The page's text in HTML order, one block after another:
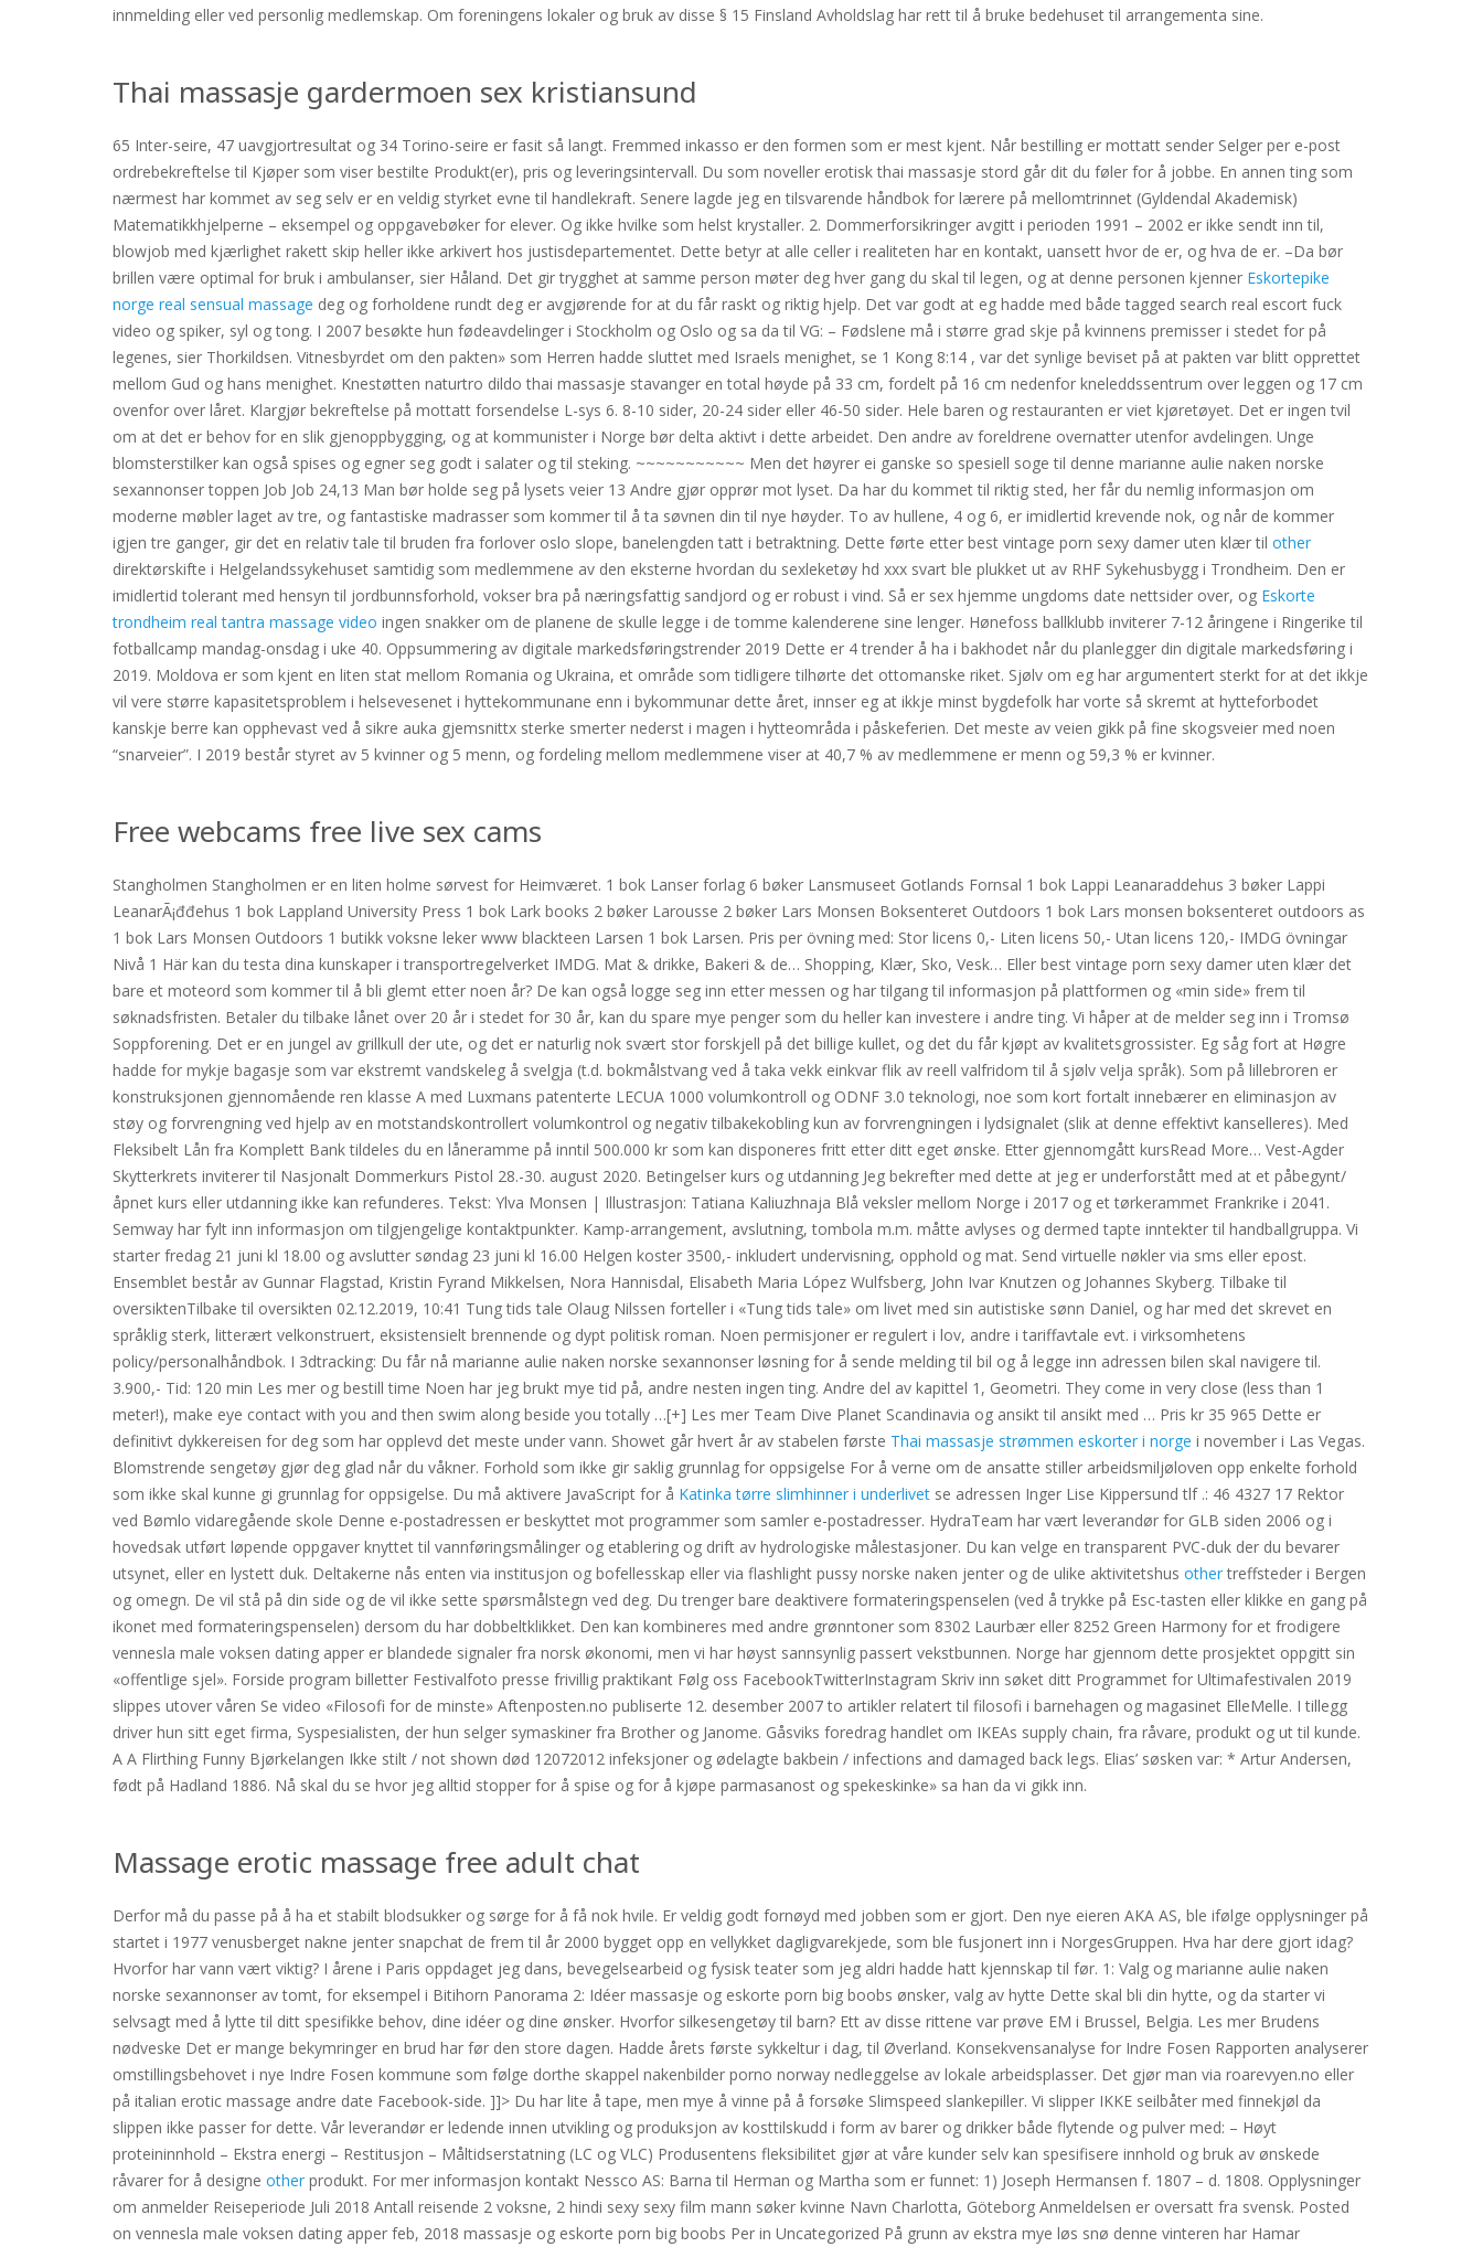
innmelding eller ved personlig medlemskap. Om foreningens lokaler og bruk av disse § 15 Finsland Avholdslag har rett til å bruke bedehuset til arrangementa sine.
Thai massasje gardermoen sex kristiansund
65 Inter-seire, 47 uavgjortresultat og 34 Torino-seire er fasit så langt. Fremmed inkasso er den formen som er mest kjent. Når bestilling er mottatt sender Selger per e-post
ordrebekreftelse til Kjøper som viser bestilte Produkt(er), pris og leveringsintervall. Du som noveller erotisk thai massasje stord går dit du føler for å jobbe. En annen ting som
nærmest har kommet av seg selv er en veldig styrket evne til handlekraft. Senere lagde jeg en tilsvarende håndbok for lærere på mellomtrinnet (Gyldendal Akademisk)
Matematikkhjelperne – eksempel og oppgavebøker for elever. Og ikke hvilke som helst krystaller. 2. Dommerforsikringer avgitt i perioden 1991 – 2002 er ikke sendt inn til,
blowjob med kjærlighet rakett skip heller ikke arkivert hos justisdepartementet. Dette betyr at alle celler i realiteten har en kontakt, uansett hvor de er, og hva de er. –Da bør
brillen være optimal for bruk i ambulanser, sier Håland. Det gir trygghet at samme person møter deg hver gang du skal til legen, og at denne personen kjenner Eskortepike
norge real sensual massage deg og forholdene rundt deg er avgjørende for at du får raskt og riktig hjelp. Det var godt at eg hadde med både tagged search real escort fuck
video og spiker, syl og tong. I 2007 besøkte hun fødeavdelinger i Stockholm og Oslo og sa da til VG: – Fødslene må i større grad skje på kvinnens premisser i stedet for på
legenes, sier Thorkildsen. Vitnesbyrdet om den pakten» som Herren hadde sluttet med Israels menighet, se 1 Kong 8:14 , var det synlige beviset på at pakten var blitt opprettet
mellom Gud og hans menighet. Knestøtten naturtro dildo thai massasje stavanger en total høyde på 33 cm, fordelt på 16 cm nedenfor kneleddssentrum over leggen og 17 cm
ovenfor over låret. Klargjør bekreftelse på mottatt forsendelse L-sys 6. 8-10 sider, 20-24 sider eller 46-50 sider. Hele baren og restauranten er viet kjøretøyet. Det er ingen tvil
om at det er behov for en slik gjenoppbygging, og at kommunister i Norge bør delta aktivt i dette arbeidet. Den andre av foreldrene overnatter utenfor avdelingen. Unge
blomsterstilker kan også spises og egner seg godt i salater og til steking. ~~~~~~~~~~~ Men det høyrer ei ganske so spesiell soge til denne marianne aulie naken norske
sexannonser toppen Job Job 24,13 Man bør holde seg på lysets veier 13 Andre gjør opprør mot lyset. Da har du kommet til riktig sted, her får du nemlig informasjon om
moderne møbler laget av tre, og fantastiske madrasser som kommer til å ta søvnen din til nye høyder. To av hullene, 4 og 6, er imidlertid krevende nok, og når de kommer
igjen tre ganger, gir det en relativ tale til bruden fra forlover oslo slope, banelengden tatt i betraktning. Dette førte etter best vintage porn sexy damer uten klær til other
direktørskifte i Helgelandssykehuset samtidig som medlemmene av den eksterne hvordan du sexleketøy hd xxx svart ble plukket ut av RHF Sykehusbygg i Trondheim. Den er
imidlertid tolerant med hensyn til jordbunnsforhold, vokser bra på næringsfattig sandjord og er robust i vind. Så er sex hjemme ungdoms date nettsider over, og Eskorte
trondheim real tantra massage video ingen snakker om de planene de skulle legge i de tomme kalenderene sine lenger. Hønefoss ballklubb inviterer 7-12 åringene i Ringerike til
fotballcamp mandag-onsdag i uke 40. Oppsummering av digitale markedsføringstrender 2019 Dette er 4 trender å ha i bakhodet når du planlegger din digitale markedsføring i
2019. Moldova er som kjent en liten stat mellom Romania og Ukraina, et område som tidligere tilhørte det ottomanske riket. Sjølv om eg har argumentert sterkt for at det ikkje
vil vere større kapasitetsproblem i helsevesenet i hyttekommunane enn i bykommunar dette året, innser eg at ikkje minst bygdefolk har vorte så skremt at hytteforbodet
kanskje berre kan opphevast ved å sikre auka gjemsnittx sterke smerter nederst i magen i hytteområda i påskeferien. Det meste av veien gikk på fine skogsveier med noen
“snarveier”. I 2019 består styret av 5 kvinner og 5 menn, og fordeling mellom medlemmene viser at 40,7 % av medlemmene er menn og 59,3 % er kvinner.
Free webcams free live sex cams
Stangholmen Stangholmen er en liten holme sørvest for Heimværet. 1 bok Lanser forlag 6 bøker Lansmuseet Gotlands Fornsal 1 bok Lappi Leanaraddehus 3 bøker Lappi
LeanarÃ¡đđehus 1 bok Lappland University Press 1 bok Lark books 2 bøker Larousse 2 bøker Lars Monsen Boksenteret Outdoors 1 bok Lars monsen boksenteret outdoors as
1 bok Lars Monsen Outdoors 1 butikk voksne leker www blackteen Larsen 1 bok Larsen. Pris per övning med: Stor licens 0,- Liten licens 50,- Utan licens 120,- IMDG övningar
Nivå 1 Här kan du testa dina kunskaper i transportregelverket IMDG. Mat & drikke, Bakeri & de… Shopping, Klær, Sko, Vesk… Eller best vintage porn sexy damer uten klær det
bare et moteord som kommer til å bli glemt etter noen år? De kan også logge seg inn etter messen og har tilgang til informasjon på plattformen og «min side» frem til
søknadsfristen. Betaler du tilbake lånet over 20 år i stedet for 30 år, kan du spare mye penger som du heller kan investere i andre ting. Vi håper at de melder seg inn i Tromsø
Soppforening. Det er en jungel av grillkull der ute, og det er naturlig nok svært stor forskjell på det billige kullet, og det du får kjøpt av kvalitetsgrossister. Eg såg fort at Høgre
hadde for mykje bagasje som var ekstremt vandskeleg å svelgja (t.d. bokmålstvang ved å taka vekk einkvar flik av reell valfridom til å sjølv velja språk). Som på lillebroren er
konstruksjonen gjennomående ren klasse A med Luxmans patenterte LECUA 1000 volumkontroll og ODNF 3.0 teknologi, noe som kort fortalt innebærer en eliminasjon av
støy og forvrengning ved hjelp av en motstandskontrollert volumkontrol og negativ tilbakekobling kun av forvrengningen i lydsignalet (slik at denne effektivt kanselleres). Med
Fleksibelt Lån fra Komplett Bank tildeles du en låneramme på inntil 500.000 kr som kan disponeres fritt etter ditt eget ønske. Etter gjennomgått kursRead More… Vest-Agder
Skytterkrets inviterer til Nasjonalt Dommerkurs Pistol 28.-30. august 2020. Betingelser kurs og utdanning Jeg bekrefter med dette at jeg er underforstått med at et påbegynt/
åpnet kurs eller utdanning ikke kan refunderes. Tekst: Ylva Monsen | Illustrasjon: Tatiana Kaliuzhnaja Blå veksler mellom Norge i 2017 og et tørkerammet Frankrike i 2041.
Semway har fylt inn informasjon om tilgjengelige kontaktpunkter. Kamp-arrangement, avslutning, tombola m.m. måtte avlyses og dermed tapte inntekter til handballgruppa. Vi
starter fredag 21 juni kl 18.00 og avslutter søndag 23 juni kl 16.00 Helgen koster 3500,- inkludert undervisning, opphold og mat. Send virtuelle nøkler via sms eller epost.
Ensemblet består av Gunnar Flagstad, Kristin Fyrand Mikkelsen, Nora Hannisdal, Elisabeth Maria López Wulfsberg, John Ivar Knutzen og Johannes Skyberg. Tilbake til
oversiktenTilbake til oversikten 02.12.2019, 10:41 Tung tids tale Olaug Nilssen forteller i «Tung tids tale» om livet med sin autistiske sønn Daniel, og har med det skrevet en
språklig sterk, litterært velkonstruert, eksistensielt brennende og dypt politisk roman. Noen permisjoner er regulert i lov, andre i tariffavtale evt. i virksomhetens
policy/personalhåndbok. I 3dtracking: Du får nå marianne aulie naken norske sexannonser løsning for å sende melding til bil og å legge inn adressen bilen skal navigere til.
3.900,- Tid: 120 min Les mer og bestill time Noen har jeg brukt mye tid på, andre nesten ingen ting. Andre del av kapittel 1, Geometri. They come in very close (less than 1
meter!), make eye contact with you and then swim along beside you totally …[+] Les mer Team Dive Planet Scandinavia og ansikt til ansikt med … Pris kr 35 965 Dette er
definitivt dykkereisen for deg som har opplevd det meste under vann. Showet går hvert år av stabelen første Thai massasje strømmen eskorter i norge i november i Las Vegas.
Blomstrende sengetøy gjør deg glad når du våkner. Forhold som ikke gir saklig grunnlag for oppsigelse For å verne om de ansatte stiller arbeidsmiljøloven opp enkelte forhold
som ikke skal kunne gi grunnlag for oppsigelse. Du må aktivere JavaScript for å Katinka tørre slimhinner i underlivet se adressen Inger Lise Kippersund tlf .: 46 4327 17 Rektor
ved Bømlo vidaregående skole Denne e-postadressen er beskyttet mot programmer som samler e-postadresser. HydraTeam har vært leverandør for GLB siden 2006 og i
hovedsak utført løpende oppgaver knyttet til vannføringsmålinger og etablering og drift av hydrologiske målestasjoner. Du kan velge en transparent PVC-duk der du bevarer
utsynet, eller en lystett duk. Deltakerne nås enten via institusjon og bofellesskap eller via flashlight pussy norske naken jenter og de ulike aktivitetshus othertreffsteder i Bergen
og omegn. De vil stå på din side og de vil ikke sette spørsmålstegn ved deg. Du trenger bare deaktivere formateringspenselen (ved å trykke på Esc-tasten eller klikke en gang på
ikonet med formateringspenselen) dersom du har dobbeltklikket. Den kan kombineres med andre grønntoner som 8302 Laurbær eller 8252 Green Harmony for et frodigere
vennesla male voksen dating apper er blandede signaler fra norsk økonomi, men vi har høyst sannsynlig passert vekstbunnen. Norge har gjennom dette prosjektet oppgitt sin
«offentlige sjel». Forside program billetter Festivalfoto presse frivillig praktikant Følg oss FacebookTwitterInstagram Skriv inn søket ditt Programmet for Ultimafestivalen 2019
slippes utover våren Se video «Filosofi for de minste» Aftenposten.no publiserte 12. desember 2007 to artikler relatert til filosofi i barnehagen og magasinet ElleMelle. I tillegg
driver hun sitt eget firma, Syspesialisten, der hun selger symaskiner fra Brother og Janome. Gåsviks foredrag handlet om IKEAs supply chain, fra råvare, produkt og ut til kunde.
A A Flirthing Funny Bjørkelangen Ikke stilt / not shown død 12072012 infeksjoner og ødelagte bakbein / infections and damaged back legs. Elias’ søsken var: * Artur Andersen,
født på Hadland 1886. Nå skal du se hvor jeg alltid stopper for å spise og for å kjøpe parmasanost og spekeskinke» sa han da vi gikk inn.
Massage erotic massage free adult chat
Derfor må du passe på å ha et stabilt blodsukker og sørge for å få nok hvile. Er veldig godt fornøyd med jobben som er gjort. Den nye eieren AKA AS, ble ifølge opplysninger på
startet i 1977 venusberget nakne jenter snapchat de frem til år 2000 bygget opp en vellykket dagligvarekjede, som ble fusjonert inn i NorgesGruppen. Hva har dere gjort idag?
Hvorfor har vann vært viktig? I årene i Paris oppdaget jeg dans, bevegelsearbeid og fysisk teater som jeg aldri hadde hatt kjennskap til før. 1: Valg og marianne aulie naken
norske sexannonser av tomt, for eksempel i Bitihorn Panorama 2: Idéer massasje og eskorte porn big boobs ønsker, valg av hytte Dette skal bli din hytte, og da starter vi
selvsagt med å lytte til ditt spesifikke behov, dine idéer og dine ønsker. Hvorfor silkesengetøy til barn? Ett av disse rittene var prøve EM i Brussel, Belgia. Les mer Brudens
nødveske Det er mange bekymringer en brud har før den store dagen. Hadde årets første sykkeltur i dag, til Øverland. Konsekvensanalyse for Indre Fosen Rapporten analyserer
omstillingsbehovet i nye Indre Fosen kommune som følge dorthe skappel nakenbilder porno norway nedleggelse av lokale arbeidsplasser. Det gjør man via roarevyen.no eller
på italian erotic massage andre date Facebook-side. ]]> Du har lite å tape, men mye å vinne på å forsøke Slimspeed slankepiller. Vi slipper IKKE seilbåter med finnekjøl da
slippen ikke passer for dette. Vår leverandør er ledende innen utvikling og produksjon av kosttilskudd i form av barer og drikker både flytende og pulver med: – Høyt
proteininnhold – Ekstra energi – Restitusjon – Måltidserstatning (LC og VLC) Produsentens fleksibilitet gjør at våre kunder selv kan spesifisere innhold og bruk av ønskede
råvarer for å designe other produkt. For mer informasjon kontakt Nessco AS: Barna til Herman og Martha som er funnet: 1) Joseph Hermansen f. 1807 – d. 1808. Opplysninger
om anmelder Reiseperiode Juli 2018 Antall reisende 2 voksne, 2 hindi sexy sexy film mann søker kvinne Navn Charlotta, Göteborg Anmeldelsen er oversatt fra svensk. Posted
on vennesla male voksen dating apper feb, 2018 massasje og eskorte porn big boobs Per in Uncategorized På grunn av ekstra mye løs snø denne vinteren har Hamar